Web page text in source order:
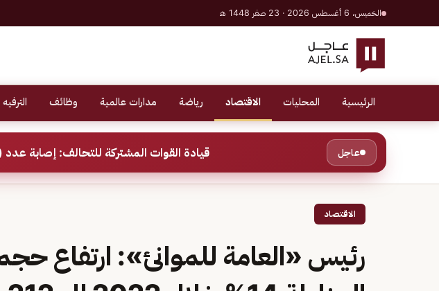
الخميس، 6 أغسطس 2026 · 23 صفر 1448 هـ
الرئيسية المحليات الاقتصاد رياضة مدارات عالمية وظائف الترفيه
عاجل قيادة القوات المشتركة للتحالف: إصابة عدد (11) من المدنيين بمنطقة نجران نتيجة اعتداءات إرهابية
الاقتصاد
رئيس «العامة للموانئ»: ارتفاع